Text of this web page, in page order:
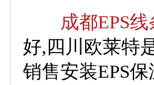
成都EPS线
好,四川欧莱特
销售安装EPS